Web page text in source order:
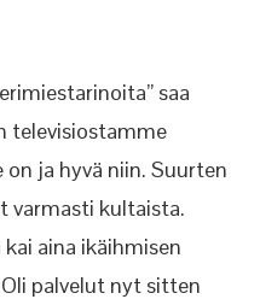
saa
televisiostamme
ja hyvä niin. Suurten
varmasti kultaista.
aina ikäihmisen
palvelut nyt sitten